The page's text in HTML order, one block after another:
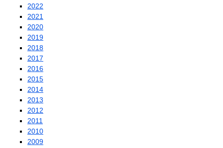
2022
2021
2020
2019
2018
2017
2016
2015
2014
2013
2012
2011
2010
2009